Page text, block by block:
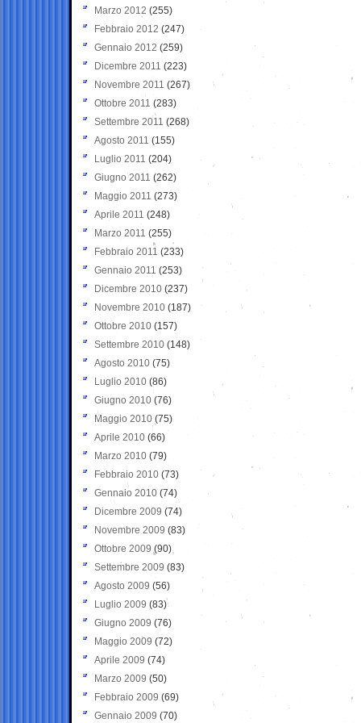
Marzo 2012 (255)
Febbraio 2012 (247)
Gennaio 2012 (259)
Dicembre 2011 (223)
Novembre 2011 (267)
Ottobre 2011 (283)
Settembre 2011 (268)
Agosto 2011 (155)
Luglio 2011 (204)
Giugno 2011 (262)
Maggio 2011 (273)
Aprile 2011 (248)
Marzo 2011 (255)
Febbraio 2011 (233)
Gennaio 2011 (253)
Dicembre 2010 (237)
Novembre 2010 (187)
Ottobre 2010 (157)
Settembre 2010 (148)
Agosto 2010 (75)
Luglio 2010 (86)
Giugno 2010 (76)
Maggio 2010 (75)
Aprile 2010 (66)
Marzo 2010 (79)
Febbraio 2010 (73)
Gennaio 2010 (74)
Dicembre 2009 (74)
Novembre 2009 (83)
Ottobre 2009 (90)
Settembre 2009 (83)
Agosto 2009 (56)
Luglio 2009 (83)
Giugno 2009 (76)
Maggio 2009 (72)
Aprile 2009 (74)
Marzo 2009 (50)
Febbraio 2009 (69)
Gennaio 2009 (70)